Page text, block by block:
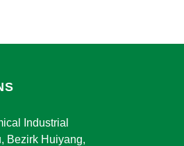
Industrial
Bezirk Huiyang,